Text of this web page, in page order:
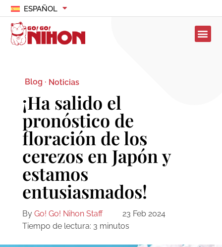
ESPAÑOL
Blog · Noticias
¡Ha salido el
pronóstico de
floración de los
cerezos en Japón y
estamos
entusiasmados!
By Go! Go! Nihon Staff
23 Feb 2024
Tiempo de lectura: 3 minutos